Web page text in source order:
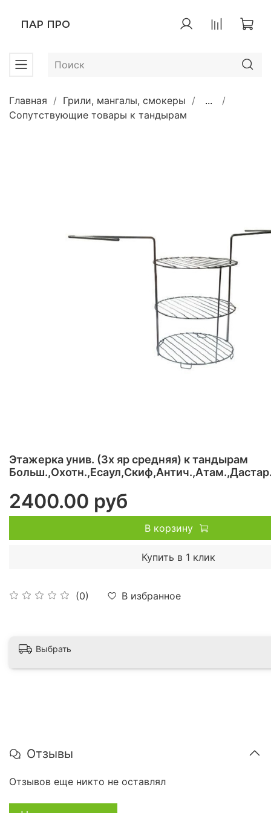
ПАР ПРО
Главная Грили, мангалы, смокеры
...
Сопутствующие товары к тандырам
Этажерка унив. (3х яр средняя) к тандырам
(0) В избранное
2400.00 руб
В корзину
Купить в 1 клик
Выбрать
Отзывы
Отзывов еще никто не оставлял